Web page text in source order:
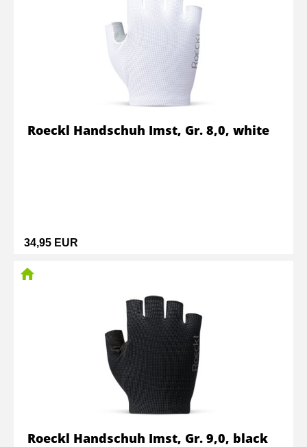
34,95 EUR
Roeckl Handschuh Imst, Gr. 8,0, white
Roeckl Handschuh Imst, Gr. 9,0, black